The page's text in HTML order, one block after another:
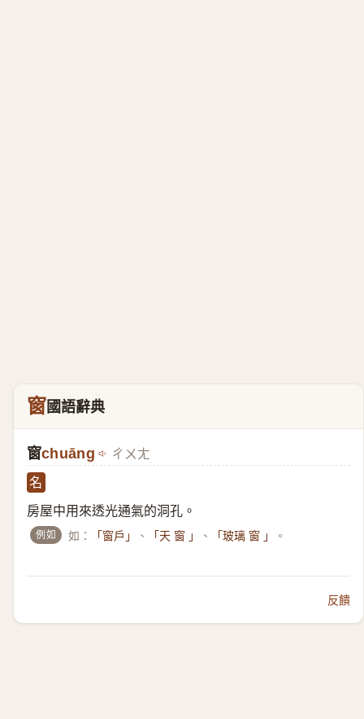
窗國語辭典
窗chuāng ㄔㄨㄤ
名
房屋中用來透光通氣的洞孔。
例如 如： 「窗戶」 、 「天 窗 」 、 「玻璃 窗 」 。
反饋